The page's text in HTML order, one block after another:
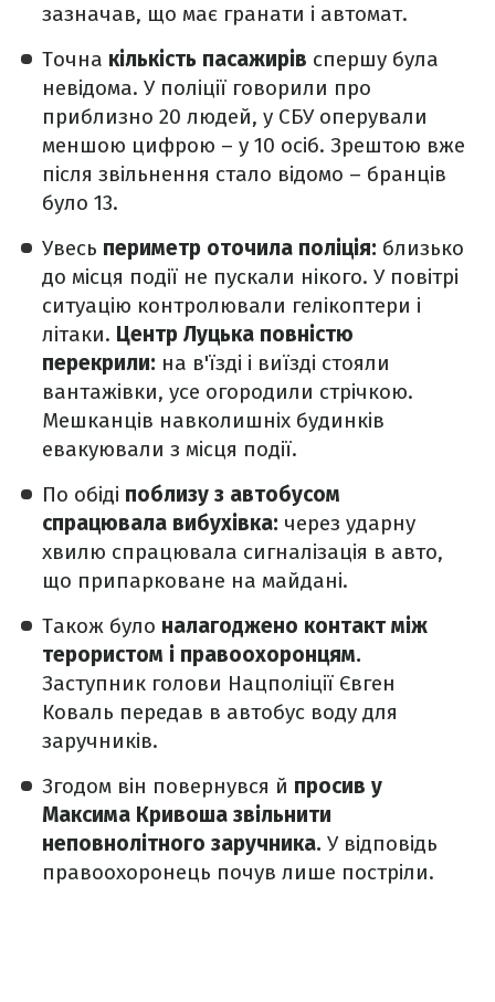
зазначав, що має гранати і автомат.
Точна кількість пасажирів спершу була
невідома. У поліції говорили про
приблизно 20 людей, у СБУ оперували
меншою цифрою – у 10 осіб. Зрештою вже
після звільнення стало відомо – бранців
було 13.
Увесь периметр оточила поліція: близько
до місця події не пускали нікого. У повітрі
ситуацію контролювали гелікоптери і
літаки. Центр Луцька повністю
перекрили: на в'їзді і виїзді стояли
вантажівки, усе огородили стрічкою.
Мешканців навколишніх будинків
евакуювали з місця події.
По обіді поблизу з автобусом
спрацювала вибухівка: через ударну
хвилю спрацювала сигналізація в авто,
що припарковане на майдані.
Також було налагоджено контакт між
терористом і правоохоронцям.
Заступник голови Нацполіції Євген
Коваль передав в автобус воду для
заручників.
Згодом він повернувся й просив у
Максима Кривоша звільнити
неповнолітного заручника. У відповідь
правоохоронець почув лише постріли.